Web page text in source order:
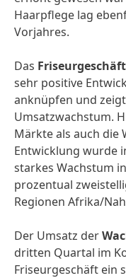
Haarpflege lag
Vorjahres.
Das Friseur­geschäft
sehr positive
anknüpfen und
Umsatz­wachstum.
Märkte als auch die
Entwicklung wurde
starkes Wachstum
prozentual
Regionen Afrika/
Der Umsatz der
dritten Quartal im
Friseurgeschäft ein